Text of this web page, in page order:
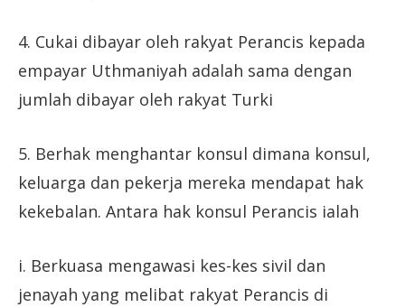
4. Cukai dibayar oleh rakyat Perancis kepada
empayar Uthmaniyah adalah sama dengan
jumlah dibayar oleh rakyat Turki
5. Berhak menghantar konsul dimana konsul,
keluarga dan pekerja mereka mendapat hak
kekebalan. Antara hak konsul Perancis ialah
i. Berkuasa mengawasi kes-kes sivil dan
jenayah yang melibat rakyat Perancis di